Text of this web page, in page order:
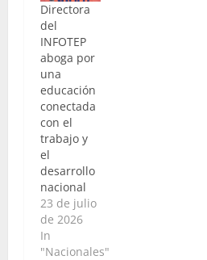
Directora
del
INFOTEP
aboga por
una
educación
conectada
con el
trabajo y
el
desarrollo
nacional
23 de julio
de 2026
In
"Nacionales"